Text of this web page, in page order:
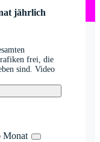
jährlich
frei, die
sind. Video
Monat